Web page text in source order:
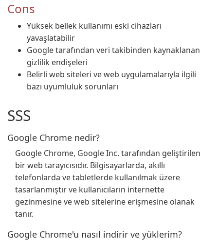
Cons
Yüksek bellek kullanımı eski cihazları
yavaşlatabilir
Google tarafından veri takibinden kaynaklanan
gizlilik endişeleri
Belirli web siteleri ve web uygulamalarıyla ilgili
bazı uyumluluk sorunları
SSS
Google Chrome nedir?
Google Chrome, Google Inc. tarafından geliştirilen
bir web tarayıcısıdır. Bilgisayarlarda, akıllı
telefonlarda ve tabletlerde kullanılmak üzere
tasarlanmıştır ve kullanıcıların internette
gezinmesine ve web sitelerine erişmesine olanak
tanır.
Google Chrome'u nasıl indirir ve yüklerim?